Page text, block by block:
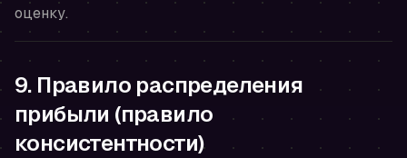
оценку.
9. Правило распределения
прибыли (правило
консистентности)